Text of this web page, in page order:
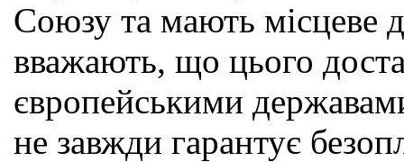
Союзу та мають місцеве
вважають, що цього
європейськими
не завжди гарантує